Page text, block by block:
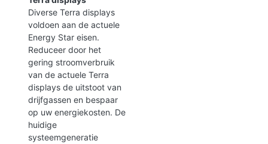
Diverse Terra displays
voldoen aan de actuele
Energy Star eisen.
Reduceer door het
gering stroomverbruik
van de actuele Terra
displays de uitstoot van
drijfgassen en bespaar
op uw energiekosten. De
huidige
systeemgeneratie